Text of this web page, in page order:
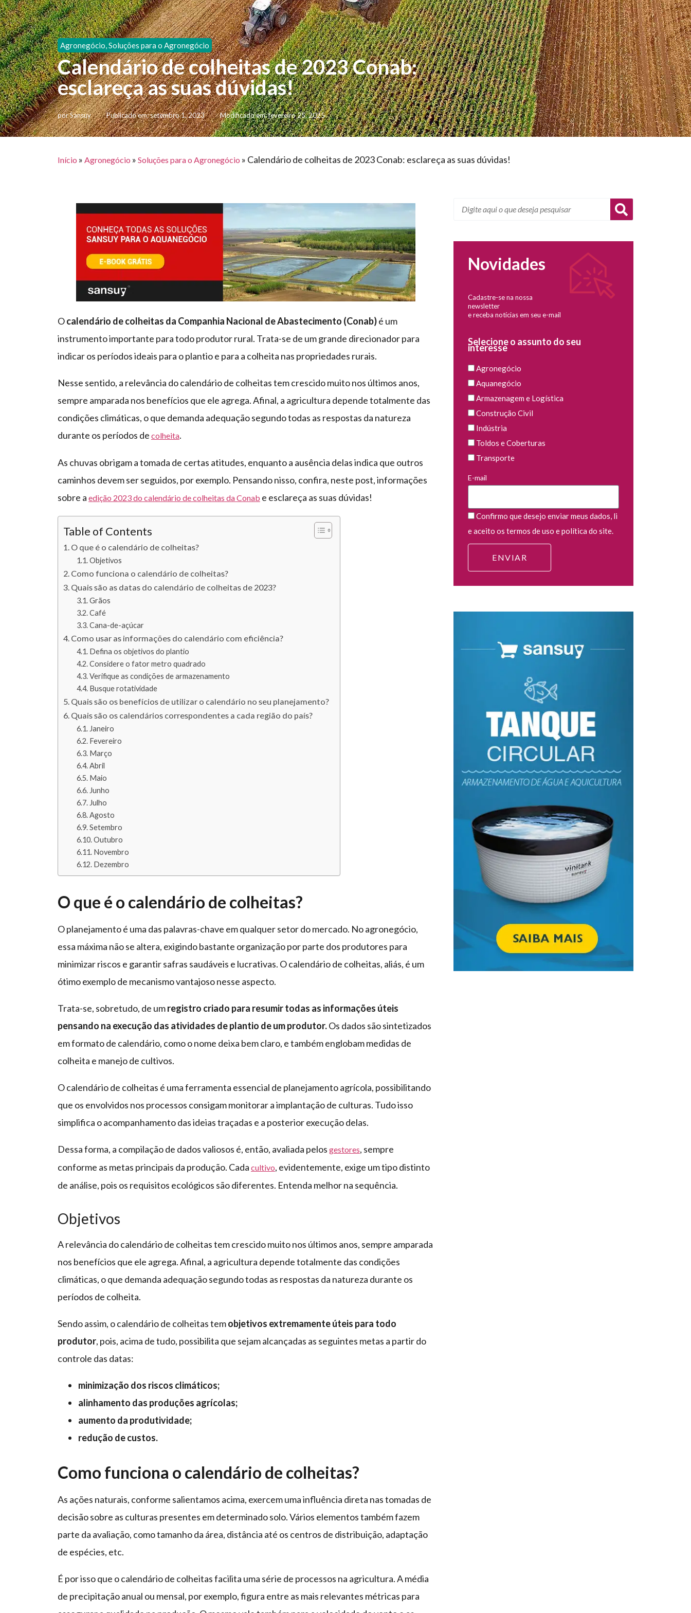
Agronegócio,Soluções para o Agronegócio
Calendário de colheitas de 2023 Conab:
esclareça as suas dúvidas!
porSansuy Publicado em:setembro 1, 2023 Modificado em: fevereiro 25, 2025
Início » Agronegócio » Soluções para o Agronegócio » Calendário de colheitas de 2023 Conab: esclareça as suas dúvidas!
Ocalendário de colheitas da Companhia Nacional de Abastecimento (Conab)é um
instrumento importante para todo produtor rural. Trata-se de um grande direcionador para
indicar os períodos ideais para o plantio e para a colheita nas propriedades rurais.
Nesse sentido, a relevância do calendário de colheitas tem crescido muito nos últimos anos,
sempre amparada nos benefícios que ele agrega. Afinal, a agricultura depende totalmente das
condições climáticas, o que demanda adequação segundo todas as respostas da natureza
durante os períodos de colheita.
As chuvas obrigam a tomada de certas atitudes, enquanto a ausência delas indica que outros
caminhos devem ser seguidos, por exemplo. Pensando nisso, confira, neste post, informações
sobre a edição 2023 do calendário de colheitas da Conab e esclareça as suas dúvidas!
Table of Contents
O que é o calendário de colheitas?
Objetivos
Como funciona o calendário de colheitas?
Quais são as datas do calendário de colheitas de 2023?
Grãos
Café
Cana-de-açúcar
Como usar as informações do calendário com eficiência?
Defina os objetivos do plantio
Considere o fator metro quadrado
Verifique as condições de armazenamento
Busque rotatividade
Quais são os benefícios de utilizar o calendário no seu planejamento?
Quais são os calendários correspondentes a cada região do país?
Janeiro
Fevereiro
Março
Abril
Maio
Junho
Julho
Agosto
Setembro
Outubro
Novembro
Dezembro
O que é o calendário de colheitas?
O planejamento é uma das palavras-chave em qualquer setor do mercado. No agronegócio,
essa máxima não se altera, exigindo bastante organização por parte dos produtores para
minimizar riscos e garantir safras saudáveis e lucrativas. O calendário de colheitas, aliás, é um
ótimo exemplo de mecanismo vantajoso nesse aspecto.
Trata-se, sobretudo, de umregistro criado para resumir todas as informações úteis
pensando na execução das atividades de plantio de um produtor.Os dados são sintetizados
em formato de calendário, como o nome deixa bem claro, e também englobam medidas de
colheita e manejo de cultivos.
O calendário de colheitas é uma ferramenta essencial de planejamento agrícola, possibilitando
que os envolvidos nos processos consigam monitorar a implantação de culturas. Tudo isso
simplifica o acompanhamento das ideias traçadas e a posterior execução delas.
Dessa forma, a compilação de dados valiosos é, então, avaliada pelos gestores, sempre
conforme as metas principais da produção. Cada cultivo, evidentemente, exige um tipo distinto
de análise, pois os requisitos ecológicos são diferentes. Entenda melhor na sequência.
Objetivos
A relevância do calendário de colheitas tem crescido muito nos últimos anos, sempre amparada
nos benefícios que ele agrega. Afinal, a agricultura depende totalmente das condições
climáticas, o que demanda adequação segundo todas as respostas da natureza durante os
períodos de colheita.
Sendo assim, o calendário de colheitas temobjetivos extremamente úteis para todo
produtor, pois, acima de tudo, possibilita que sejam alcançadas as seguintes metas a partir do
controle das datas:
minimização dos riscos climáticos;
alinhamento das produções agrícolas;
aumento da produtividade;
redução de custos.
Como funciona o calendário de colheitas?
As ações naturais, conforme salientamos acima, exercem uma influência direta nas tomadas de
decisão sobre as culturas presentes em determinado solo. Vários elementos também fazem
parte da avaliação, como tamanho da área, distância até os centros de distribuição, adaptação
de espécies, etc.
É por isso que o calendário de colheitas facilita uma série de processos na agricultura. A média
de precipitação anual ou mensal, por exemplo, figura entre as mais relevantes métricas para
Novidades
Cadastre-se na nossa
newsletter
e receba notícias em seu e-mail
Selecione o assunto do seu
interesse
Agronegócio
Aquanegócio
Armazenagem e Logística
Construção Civil
Indústria
Toldos e Coberturas
Transporte
E-mail
Confirmo que desejo enviar meus dados, li
e aceito os termos de uso e política do site.